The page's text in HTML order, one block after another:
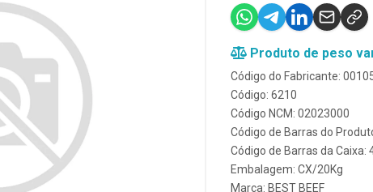
Produto de peso
Código do Fabricante:
Código: 6210
Código NCM: 02023000
Código de Barras do
Código de Barras da Caixa:
Embalagem: CX/20Kg
Marca: BEST BEEF